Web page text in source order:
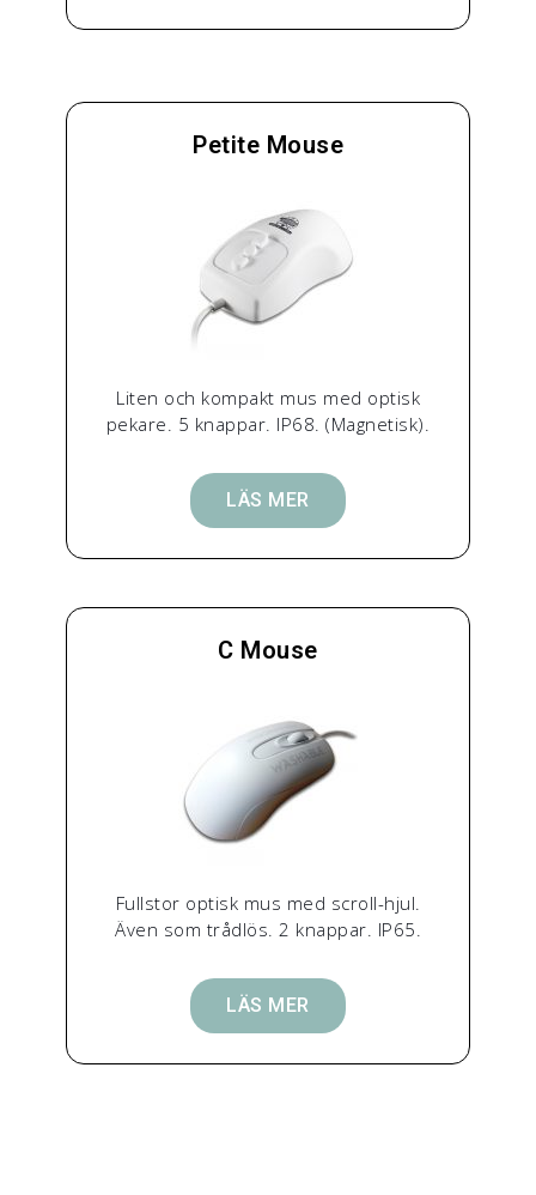
Petite Mouse
Liten och kompakt mus med optisk
pekare. 5 knappar. IP68. (Magnetisk).
LÄS MER
C Mouse
Fullstor optisk mus med scroll-hjul.
Även som trådlös. 2 knappar. IP65.
LÄS MER